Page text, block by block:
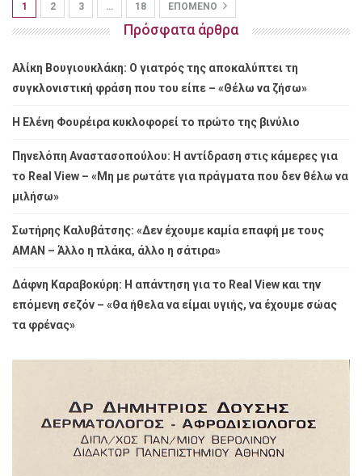
1 2 3 … 18 ΕΠΌΜΕΝΟ
Πρόσφατα άρθρα
Αλίκη Βουγιουκλάκη: Ο γιατρός της αποκαλύπτει τη
συγκλονιστική φράση που του είπε – «Θέλω να ζήσω»
Η Ελένη Φουρέιρα κυκλοφορεί το πρώτο της βινύλιο
Πηνελόπη Αναστασοπούλου: Η αντίδραση στις κάμερες για
το Real View – «Μη με ρωτάτε για πράγματα που δεν θέλω να
μιλήσω»
Σωτήρης Καλυβάτσης: «Δεν έχουμε καμία επαφή με τους
ΑΜΑΝ – Άλλο η πλάκα, άλλο η σάτιρα»
Δάφνη Καραβοκύρη: Η απάντηση για το Real View και την
επόμενη σεζόν – «Θα ήθελα να είμαι υγιής, να έχουμε σώας
τα φρένας»